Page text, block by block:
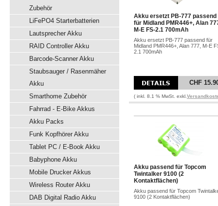
Zubehör
LiFePO4 Starterbatterien
Lautsprecher Akku
RAID Controller Akku
Barcode-Scanner Akku
Staubsauger / Rasenmäher
Akku
Smarthome Zubehör
Fahrrad - E-Bike Akkus
Akku Packs
Funk Kopfhörer Akku
Tablet PC / E-Book Akku
Babyphone Akku
Mobile Drucker Akkus
Wireless Router Akku
DAB Digital Radio Akku
Akku ersetzt PB-777 passend
für Midland PMR446+, Alan
M-E FS-2.1 700mAh
Akku ersetzt PB-777 passend für
Midland PMR446+, Alan 777, M-E
2.1 700mAh
CHF
( inkl. 8.1 % MwSt. exkl.
Akku passend für Topcom
Twintalker 9100 (2
Kontaktflächen)
Akku passend für Topcom
9100 (2 Kontaktflächen)